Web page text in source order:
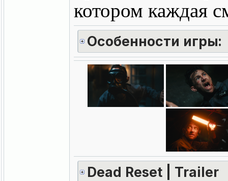
котором каждая
Особенности игры:
Dead Reset | Trailer